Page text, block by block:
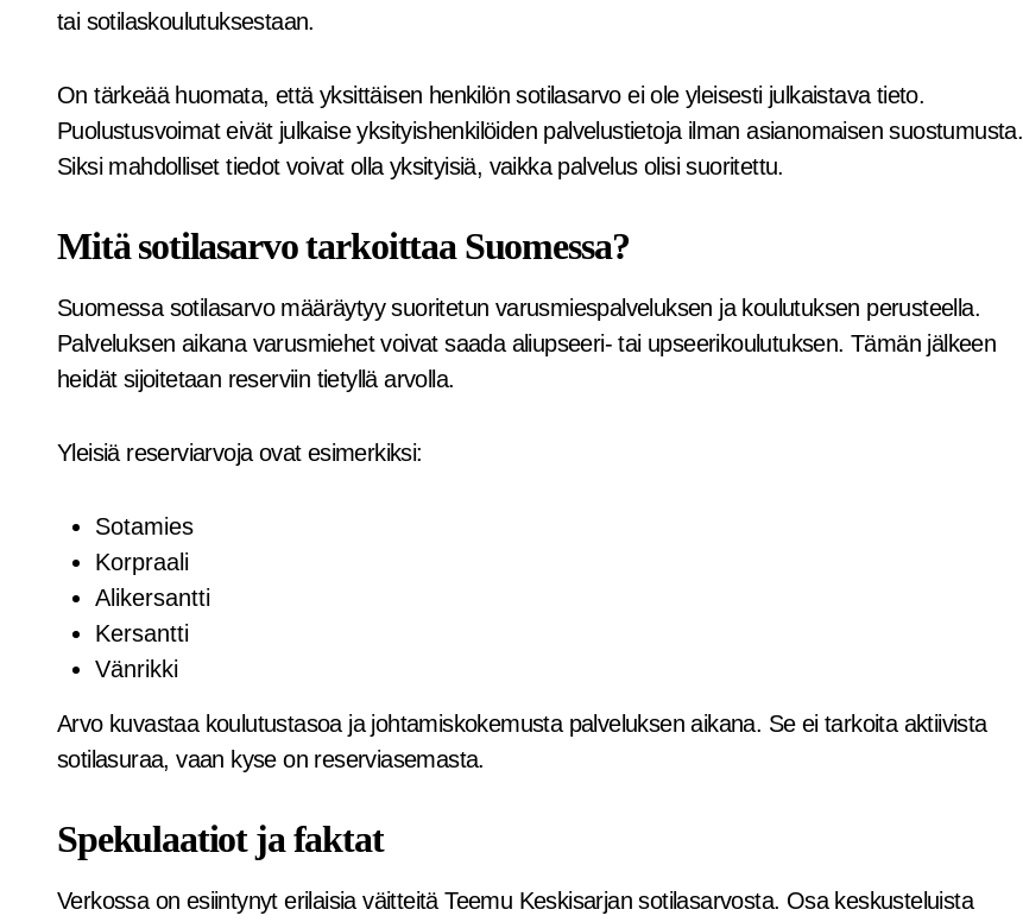
tai sotilaskoulutuksestaan.
On tärkeää huomata, että yksittäisen henkilön sotilasarvo ei ole yleisesti julkaistava tieto.
Puolustusvoimat eivät julkaise yksityishenkilöiden palvelustietoja ilman asianomaisen suostumusta.
Siksi mahdolliset tiedot voivat olla yksityisiä, vaikka palvelus olisi suoritettu.
Mitä sotilasarvo tarkoittaa Suomessa?
Suomessa sotilasarvo määräytyy suoritetun varusmiespalveluksen ja koulutuksen perusteella.
Palveluksen aikana varusmiehet voivat saada aliupseeri- tai upseerikoulutuksen. Tämän jälkeen
heidät sijoitetaan reserviin tietyllä arvolla.
Yleisiä reserviarvoja ovat esimerkiksi:
Sotamies
Korpraali
Alikersantti
Kersantti
Vänrikki
Arvo kuvastaa koulutustasoa ja johtamiskokemusta palveluksen aikana. Se ei tarkoita aktiivista
sotilasuraa, vaan kyse on reserviasemasta.
Spekulaatiot ja faktat
Verkossa on esiintynyt erilaisia väitteitä Teemu Keskisarjan sotilasarvosta. Osa keskusteluista